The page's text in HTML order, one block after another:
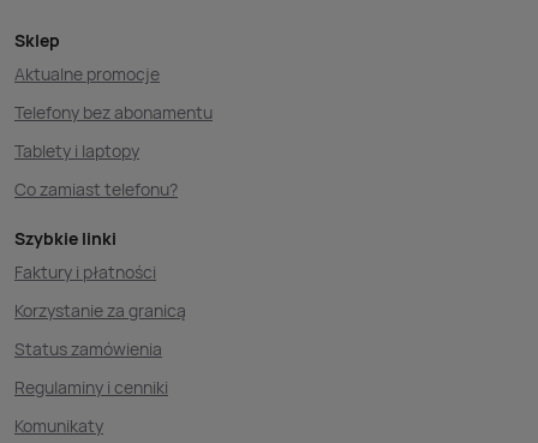
Sklep
Aktualne promocje
Telefony bez abonamentu
Tablety i laptopy
Co zamiast telefonu?
Szybkie linki
Faktury i płatności
Korzystanie za granicą
Status zamówienia
Regulaminy i cenniki
Komunikaty